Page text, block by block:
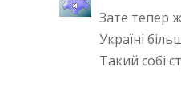
Зате тепер
Україні
Такий собі